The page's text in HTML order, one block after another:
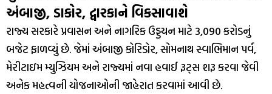
અંબાજી, ડાકોર, દ્વારકાને વિકસાવાશે
રાજ્ય સરકારે પ્રવાસન અને નાગરિક ઉડ્ડયન માટે ₹3,090 કરોડનું
બજેટ ફાળવ્યું છે. જેમાં અંબાજી કોરિડોર, સોમનાથ સ્વાભિમાન પર્વ,
મેરીટાઇમ મ્યુઝિયમ અને રાજ્યમાં નવા હવાઈ રૂટ્સ શરૂ કરવા જેવી
અનેક મહત્વની યોજનાઓની જાહેરાત કરવામાં આવી છે.